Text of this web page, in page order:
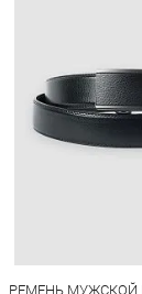
РЕМЕНЬ МУЖСКОЙ